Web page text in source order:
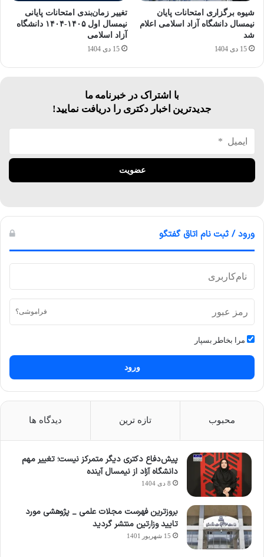
شیوه برگزاری امتحانات پایان
نیمسال دانشگاه آزاد اسلامی اعلام
شد
15 دی 1404
تغییر زمان‌بندی امتحانات پایانی
نیمسال اول ۱۴۰۵-۱۴۰۴ دانشگاه
آزاد اسلامی
15 دی 1404
با اشتراک در خبرنامه ما
جدیدترین اخبار دکتری را دریافت نمایید!
ورود / ثبت نام اتاق گفتگو
فراموشی؟
مرا بخاطر بسپار
ورود
محبوب تازه ترین دیدگاه ها
پیش‌دفاع دکتری دیگر متمرکز نیست؛ تغییر مهم
دانشگاه آزاد از نیمسال آینده
8 دی 1404
بروزترین فهرست مجلات علمی _ پژوهشی مورد
تایید وزارتین منتشر گردید
15 شهریور 1401